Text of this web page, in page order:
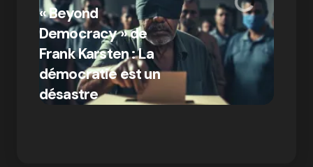
« Beyond
Democracy » de
Frank Karsten : La
démocratie est un
désastre
par Ines Aissani
on 03/10/2024